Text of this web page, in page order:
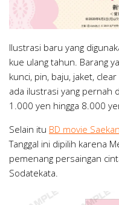
Ilustrasi baru yang
kue ulang tahun. Barang
kunci, pin, baju, jaket,
ada ilustrasi yang pernah
1.000 yen hingga 8.000
Selain itu BD movie
Tanggal ini dipilih karena
pemenang persaingan
Sodatekata.